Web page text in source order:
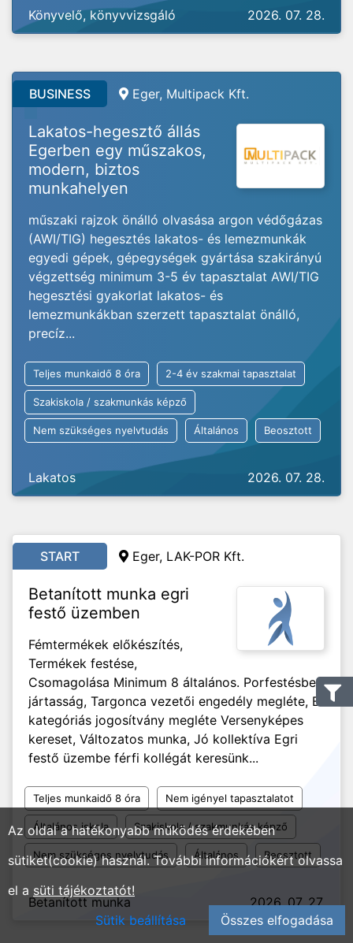
Könyvelő, könyvvizsgáló 2026. 07. 28.
BUSINESS Eger, Multipack Kft.
Lakatos-hegesztő állás
Egerben egy műszakos,
modern, biztos
munkahelyen
műszaki rajzok önálló olvasása argon védőgázas
(AWI/TIG) hegesztés lakatos- és lemezmunkák
egyedi gépek, gépegységek gyártása szakirányú
végzettség minimum 3-5 év tapasztalat AWI/TIG
hegesztési gyakorlat lakatos- és
lemezmunkákban szerzett tapasztalat önálló,
precíz...
Teljes munkaidő 8 óra 2-4 év szakmai tapasztalat
Szakiskola / szakmunkás képző
Nem szükséges nyelvtudás Általános Beosztott
Lakatos 2026. 07. 28.
START Eger, LAK-POR Kft.
Betanított munka egri
festő üzemben
Fémtermékek előkészítés,
Termékek festése,
Csomagolása Minimum 8 általános. Porfestésben
jártasság, Targonca vezetői engedély megléte, B
kategóriás jogosítvány megléte Versenyképes
kereset, Változatos munka, Jó kollektíva Egri
festő üzembe férfi kollégát keresünk...
Teljes munkaidő 8 óra Nem igényel tapasztalatot
Általános iskola Szakiskola / szakmunkás képző
Nem szükséges nyelvtudás Általános Beosztott
Betanított munka 2026. 07. 27.
Az oldal a hatékonyabb működés érdekében
sütiket(cookie) használ. További információkért olvassa
el a süti tájékoztatót!
Sütik beállítása
Összes elfogadása